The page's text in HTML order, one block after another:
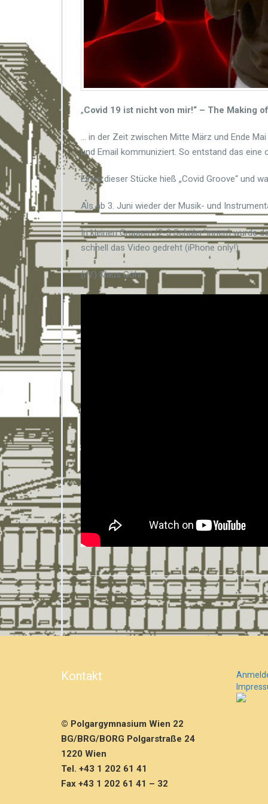
n
M
u
s
i
v
d
e
„Covid 19 ist nicht von mir!“ – The Making of
… in der Zeit zwischen Mitte März und Ende
und Email kommuniziert. So entstand das eine
Eines dieser Stücke hieß „Covid Groove“ und
Als ab 3. Juni wieder der Musik- und
In kleinen Gruppen (2-3 Schüler*innen) wurde
schnell das Video gedreht (iPhone only!).
(i.V.) Klaus Göhr
Kontakt
© Polgargymnasium Wien 22
BG/BRG/BORG Polgarstraße 24
1220 Wien
Tel. +43 1 202 61 41
Fax +43 1 202 61 41 – 32